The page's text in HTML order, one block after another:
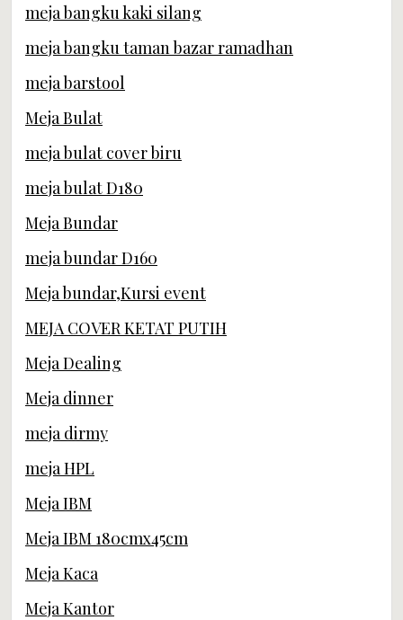
meja bangku kaki silang
meja bangku taman bazar ramadhan
meja barstool
Meja Bulat
meja bulat cover biru
meja bulat D180
Meja Bundar
meja bundar D160
Meja bundar,Kursi event
MEJA COVER KETAT PUTIH
Meja Dealing
Meja dinner
meja dirmy
meja HPL
Meja IBM
Meja IBM 180cmx45cm
Meja Kaca
Meja Kantor